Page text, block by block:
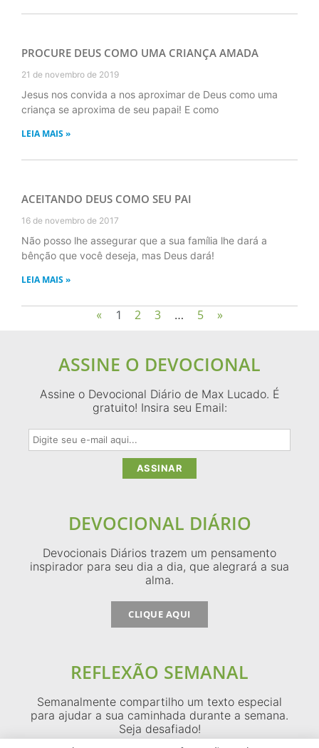
PROCURE DEUS COMO UMA CRIANÇA AMADA
21 de novembro de 2019
Jesus nos convida a nos aproximar de Deus como uma
criança se aproxima de seu papai! E como
LEIA MAIS »
ACEITANDO DEUS COMO SEU PAI
16 de novembro de 2017
Não posso lhe assegurar que a sua família lhe dará a
bênção que você deseja, mas Deus dará!
LEIA MAIS »
« 1 2 3 … 5 »
ASSINE O DEVOCIONAL
Assine o Devocional Diário de Max Lucado. É
gratuito! Insira seu Email:
DEVOCIONAL DIÁRIO
Devocionais Diários trazem um pensamento
inspirador para seu dia a dia, que alegrará a sua
alma.
CLIQUE AQUI
REFLEXÃO SEMANAL
Semanalmente compartilho um texto especial
para ajudar a sua caminhada durante a semana.
Seja desafiado!